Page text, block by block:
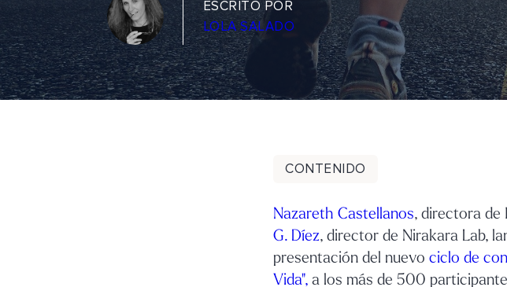
ESCRITO POR
LOLA SALADO
CONTENIDO
Nazareth Castellanos, directora de
G. Díez, director de Nirakara Lab,
presentación del nuevo ciclo de
Vida", a los más de 500